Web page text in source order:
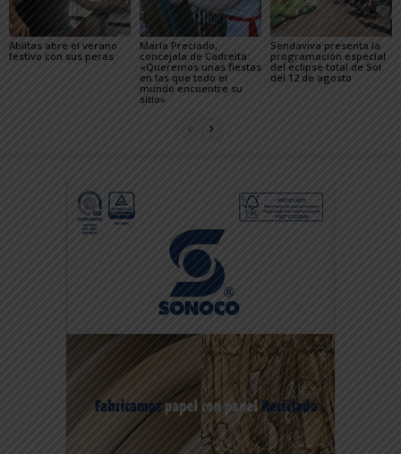
Ablitas abre el verano
festivo con sus peras
María Preciado,
concejala de Cadreita:
«Queremos unas fiestas
en las que todo el
mundo encuentre su
sitio»
Sendaviva presenta la
programación especial
del eclipse total de Sol
del 12 de agosto